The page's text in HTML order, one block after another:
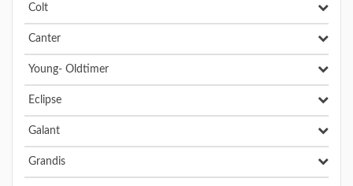
Colt
Canter
Young- Oldtimer
Eclipse
Galant
Grandis